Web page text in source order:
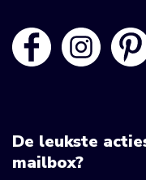
De leukste
mailbox?